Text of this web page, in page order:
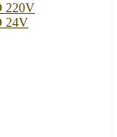
220V
24V